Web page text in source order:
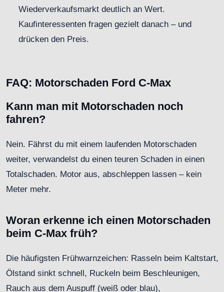
Wiederverkaufsmarkt deutlich an Wert.
Kaufinteressenten fragen gezielt danach – und
drücken den Preis.
FAQ: Motorschaden Ford C-Max
Kann man mit Motorschaden noch
fahren?
Nein. Fährst du mit einem laufenden Motorschaden
weiter, verwandelst du einen teuren Schaden in einen
Totalschaden. Motor aus, abschleppen lassen – kein
Meter mehr.
Woran erkenne ich einen Motorschaden
beim C-Max früh?
Die häufigsten Frühwarnzeichen: Rasseln beim Kaltstart,
Ölstand sinkt schnell, Ruckeln beim Beschleunigen,
Rauch aus dem Auspuff (weiß oder blau),